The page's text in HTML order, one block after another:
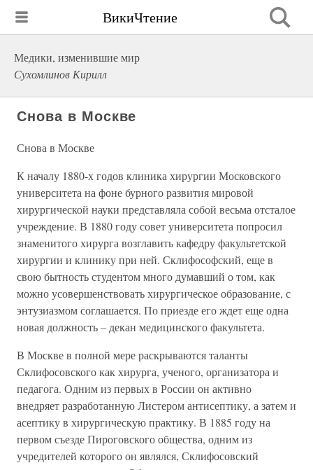
ВикиЧтение
Медики, изменившие мир
Сухомлинов Кирилл
Снова в Москве
Снова в Москве
К началу 1880-х годов клиника хирургии Московского
университета на фоне бурного развития мировой
хирургической науки представляла собой весьма отсталое
учреждение. В 1880 году совет университета попросил
знаменитого хирурга возглавить кафедру факультетской
хирургии и клинику при ней. Склифософский, еще в
свою бытность студентом много думавший о том, как
можно усовершенствовать хирургическое образование, с
энтузиазмом соглашается. По приезде его ждет еще одна
новая должность – декан медицинского факультета.
В Москве в полной мере раскрываются таланты
Склифосовского как хирурга, ученого, организатора и
педагога. Одним из первых в России он активно
внедряет разработанную Листером антисептику, а затем и
асептику в хирургическую практику. В 1885 году на
первом съезде Пироговского общества, одним из
учредителей которого он являлся, Склифосовский